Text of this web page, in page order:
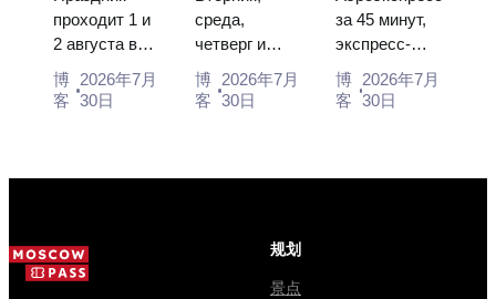
票、日期及
从莫斯科如
何前往
проходит 1 и
2 августа в
Музее
деревянного
через
Владими...
博
客
2026年7月
30日
里姆林宫的
主要混淆
среда,
четверг и
суббота с
10:00 до
博
客
2026年7月
30日
坐空铁、公
交车或电车
за 45 минут,
экспресс-
автобус за
450 рублей,
博
客
2026年7月
30日
规划
景点